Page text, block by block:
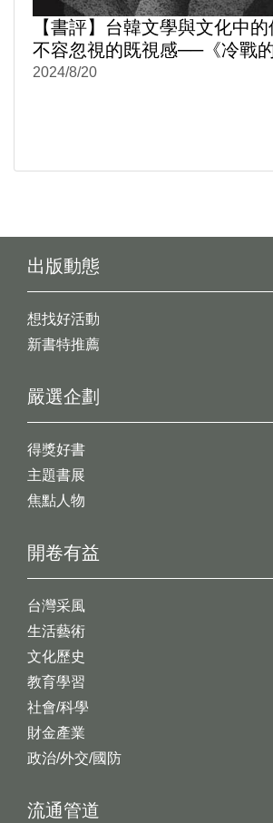
【書評】台韓文學與文化中的
不容忽視的既視感──《冷戰
台韓文學與文化中的性別與情
2024/8/20
出版動態
想找好活動
新書特推薦
開卷有益
台灣采風
生活藝術
文化歷史
教育學習
社會/科學
財金產業
政治/外交/國防
嚴選企劃
得獎好書
主題書展
焦點人物
流通管道